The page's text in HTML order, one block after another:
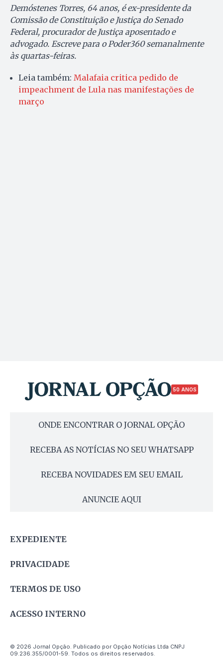
Demóstenes Torres, 64 anos, é ex-presidente da
Comissão de Constituição e Justiça do Senado
Federal, procurador de Justiça aposentado e
advogado. Escreve para o Poder360 semanalmente
às quartas-feiras.
Leia também: Malafaia critica pedido de
impeachment de Lula nas manifestações de
março
50 ANOS
ONDE ENCONTRAR O JORNAL OPÇÃO
RECEBA AS NOTÍCIAS NO SEU WHATSAPP
RECEBA NOVIDADES EM SEU EMAIL
ANUNCIE AQUI
EXPEDIENTE
PRIVACIDADE
TERMOS DE USO
ACESSO INTERNO
© 2026 Jornal Opção. Publicado por Opção Notícias Ltda CNPJ
09.236.355/0001-59. Todos os direitos reservados.